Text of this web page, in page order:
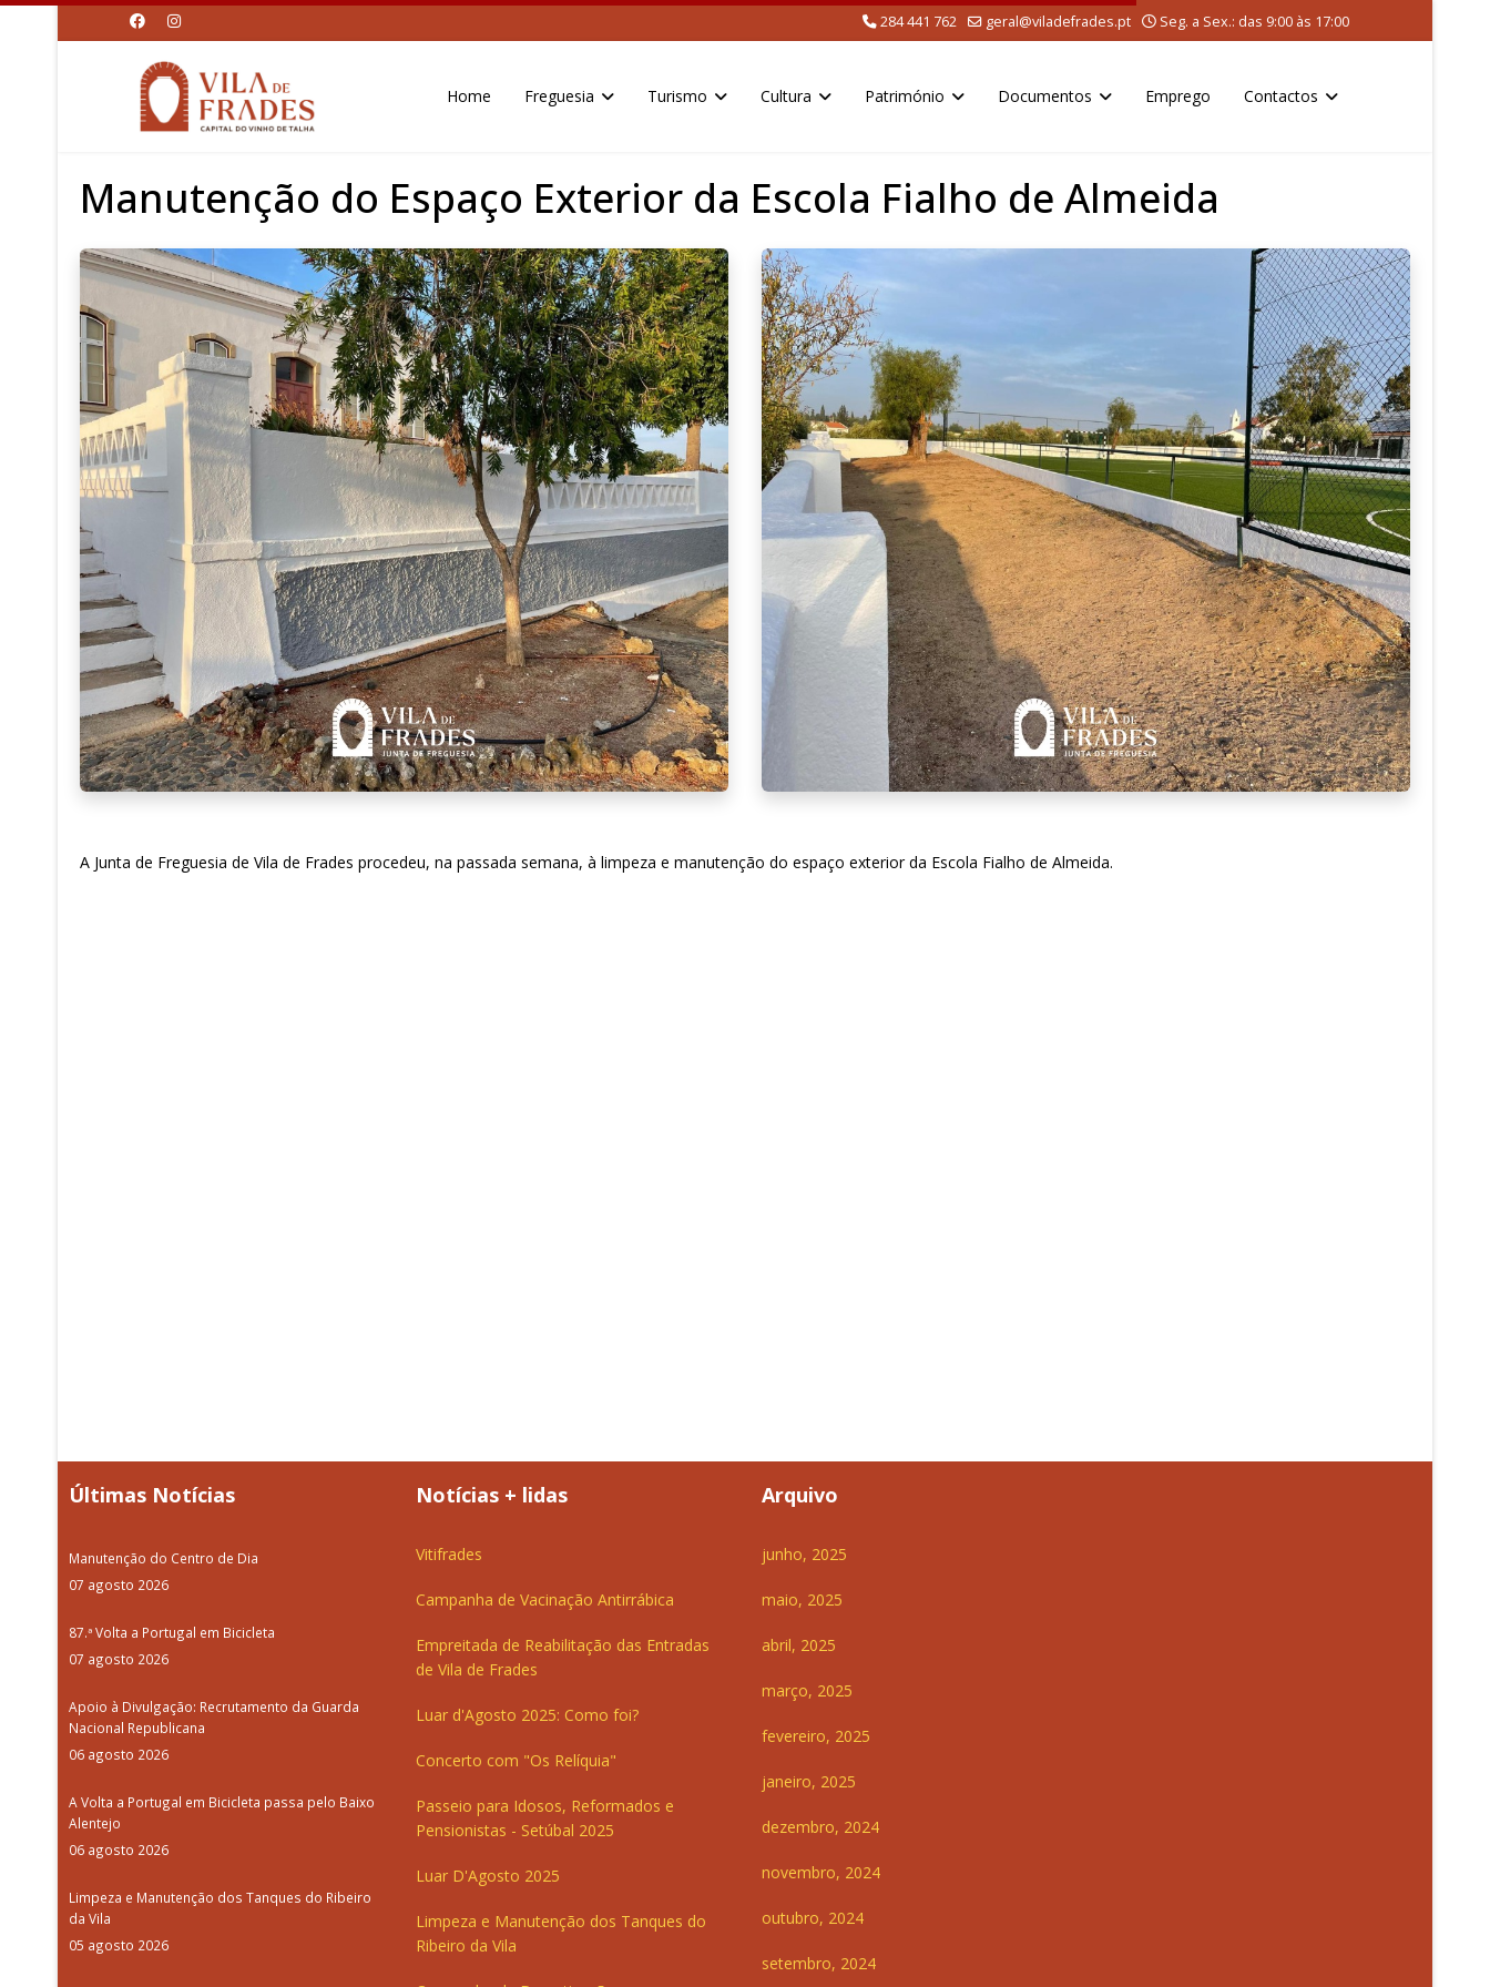
284 441 762 geral@viladefrades.pt Seg. a Sex.: das 9:00 às 17:00
Home Freguesia Turismo Cultura Património Documentos Emprego Contactos
Manutenção do Espaço Exterior da Escola Fialho de Almeida
A Junta de Freguesia de Vila de Frades procedeu, na passada semana, à limpeza e manutenção do espaço exterior da Escola Fialho de Almeida.
Últimas Notícias
Manutenção do Centro de Dia
07 agosto 2026
87.ª Volta a Portugal em Bicicleta
07 agosto 2026
Apoio à Divulgação: Recrutamento da Guarda
Nacional Republicana
06 agosto 2026
A Volta a Portugal em Bicicleta passa pelo Baixo
Alentejo
06 agosto 2026
Limpeza e Manutenção dos Tanques do Ribeiro
da Vila
05 agosto 2026
Notícias + lidas
Vitifrades
Campanha de Vacinação Antirrábica
Empreitada de Reabilitação das Entradas
de Vila de Frades
Luar d'Agosto 2025: Como foi?
Concerto com "Os Relíquia"
Passeio para Idosos, Reformados e
Pensionistas - Setúbal 2025
Luar D'Agosto 2025
Limpeza e Manutenção dos Tanques do
Ribeiro da Vila
Arquivo
junho, 2025
maio, 2025
abril, 2025
março, 2025
fevereiro, 2025
janeiro, 2025
dezembro, 2024
novembro, 2024
outubro, 2024
setembro, 2024